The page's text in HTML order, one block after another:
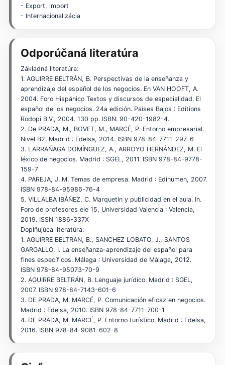
- Export, import
- Internacionalizácia
Odporúčaná literatúra
Základná literatúra:
1. AGUIRRE BELTRÁN, B. Perspectivas de la enseñanza y
aprendizaje del español de los negocios. En VAN HOOFT, A.
2004. Foro Hispánico Textos y discursos de especialidad. El
español de los negocios. 24a edición. Países Bajos : Editions
Rodopi B.V., 2004. 130 pp. ISBN: 90-420-1982-4.
2. De PRADA, M., BOVET, M., MARCÉ, P. Entorno empresarial.
Nivel B2. Madrid : Edelsa, 2014. ISBN 978-84-7711-297-6
3. LARRAŇAGA DOMÍNGUEZ, A., ARROYO HERNÁNDEZ, M. El
léxico de negocios. Madrid : SGEL, 2011. ISBN 978-84-9778-
159-7
4. PAREJA, J. M. Temas de empresa. Madrid : Edinumen, 2007.
ISBN 978-84-95986-76-4
5. VILLALBA IBÁŇEZ, C. Marquetin y publicidad en el aula. In.
Foro de profesores ele 15, Universidad Valencia : Valencia,
2019. ISSN 1886-337X
Doplňujúca literatúra:
1. AGUIRRE BELTRAN, B., SANCHEZ LOBATO, J., SANTOS
GARGALLO, I. La enseñanza-aprendizaje del español para
fines específicos. Málaga : Universidad de Málaga, 2012.
ISBN 978-84-95073-70-9
2. AGUIRRE BELTRÁN, B. Lenguaje jurídico. Madrid : SGEL,
2007. ISBN 978-84-7143-601-6
3. DE PRADA, M. MARCÉ, P. Comunicación eficaz en negocios.
Madrid : Edelsa, 2010. ISBN 978-84-7711-700-1
4. DE PRADA, M. MARCÉ, P. Entorno turístico. Madrid : Edelsa,
2016. ISBN 978-84-9081-602-8